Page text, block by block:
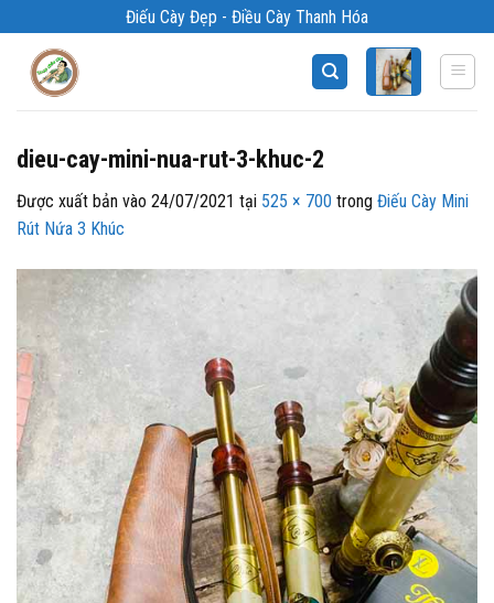
qua
Điếu Cày Đẹp - Điều Cày Thanh Hóa
dieu-cay-mini-nua-rut-3-khuc-2
Được xuất bản vào 24/07/2021 tại 525 × 700 trong Điếu Cày Mini
Rút Nứa 3 Khúc